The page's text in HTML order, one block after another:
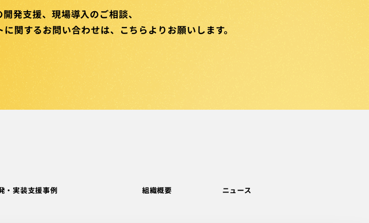
発支援、 現場導入のご相談、
に関するお問い合わせは、 こちらよりお願いします。
・実装支援事例 組織概要 ニュース